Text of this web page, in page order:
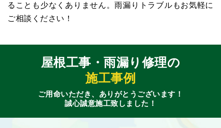
ることも少なくありません。⾬漏りトラブルもお気軽に
ご相談ください！
屋根工事・雨漏り修理の
施工事例
ご用命いただき、ありがとうございます！
誠心誠意施工致しました！